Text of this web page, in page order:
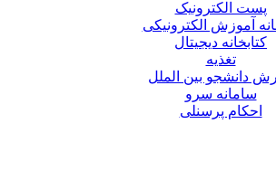
پست الکترونیک
آموزش الکترونیکی
کتابخانه دیجیتال
تغذیه
دانشجو بین الملل
سامانه سرو
احکام پرسنلی